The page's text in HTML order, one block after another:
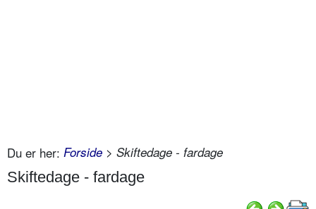
Du er her: Forside > Skiftedage - fardage
Skiftedage - fardage